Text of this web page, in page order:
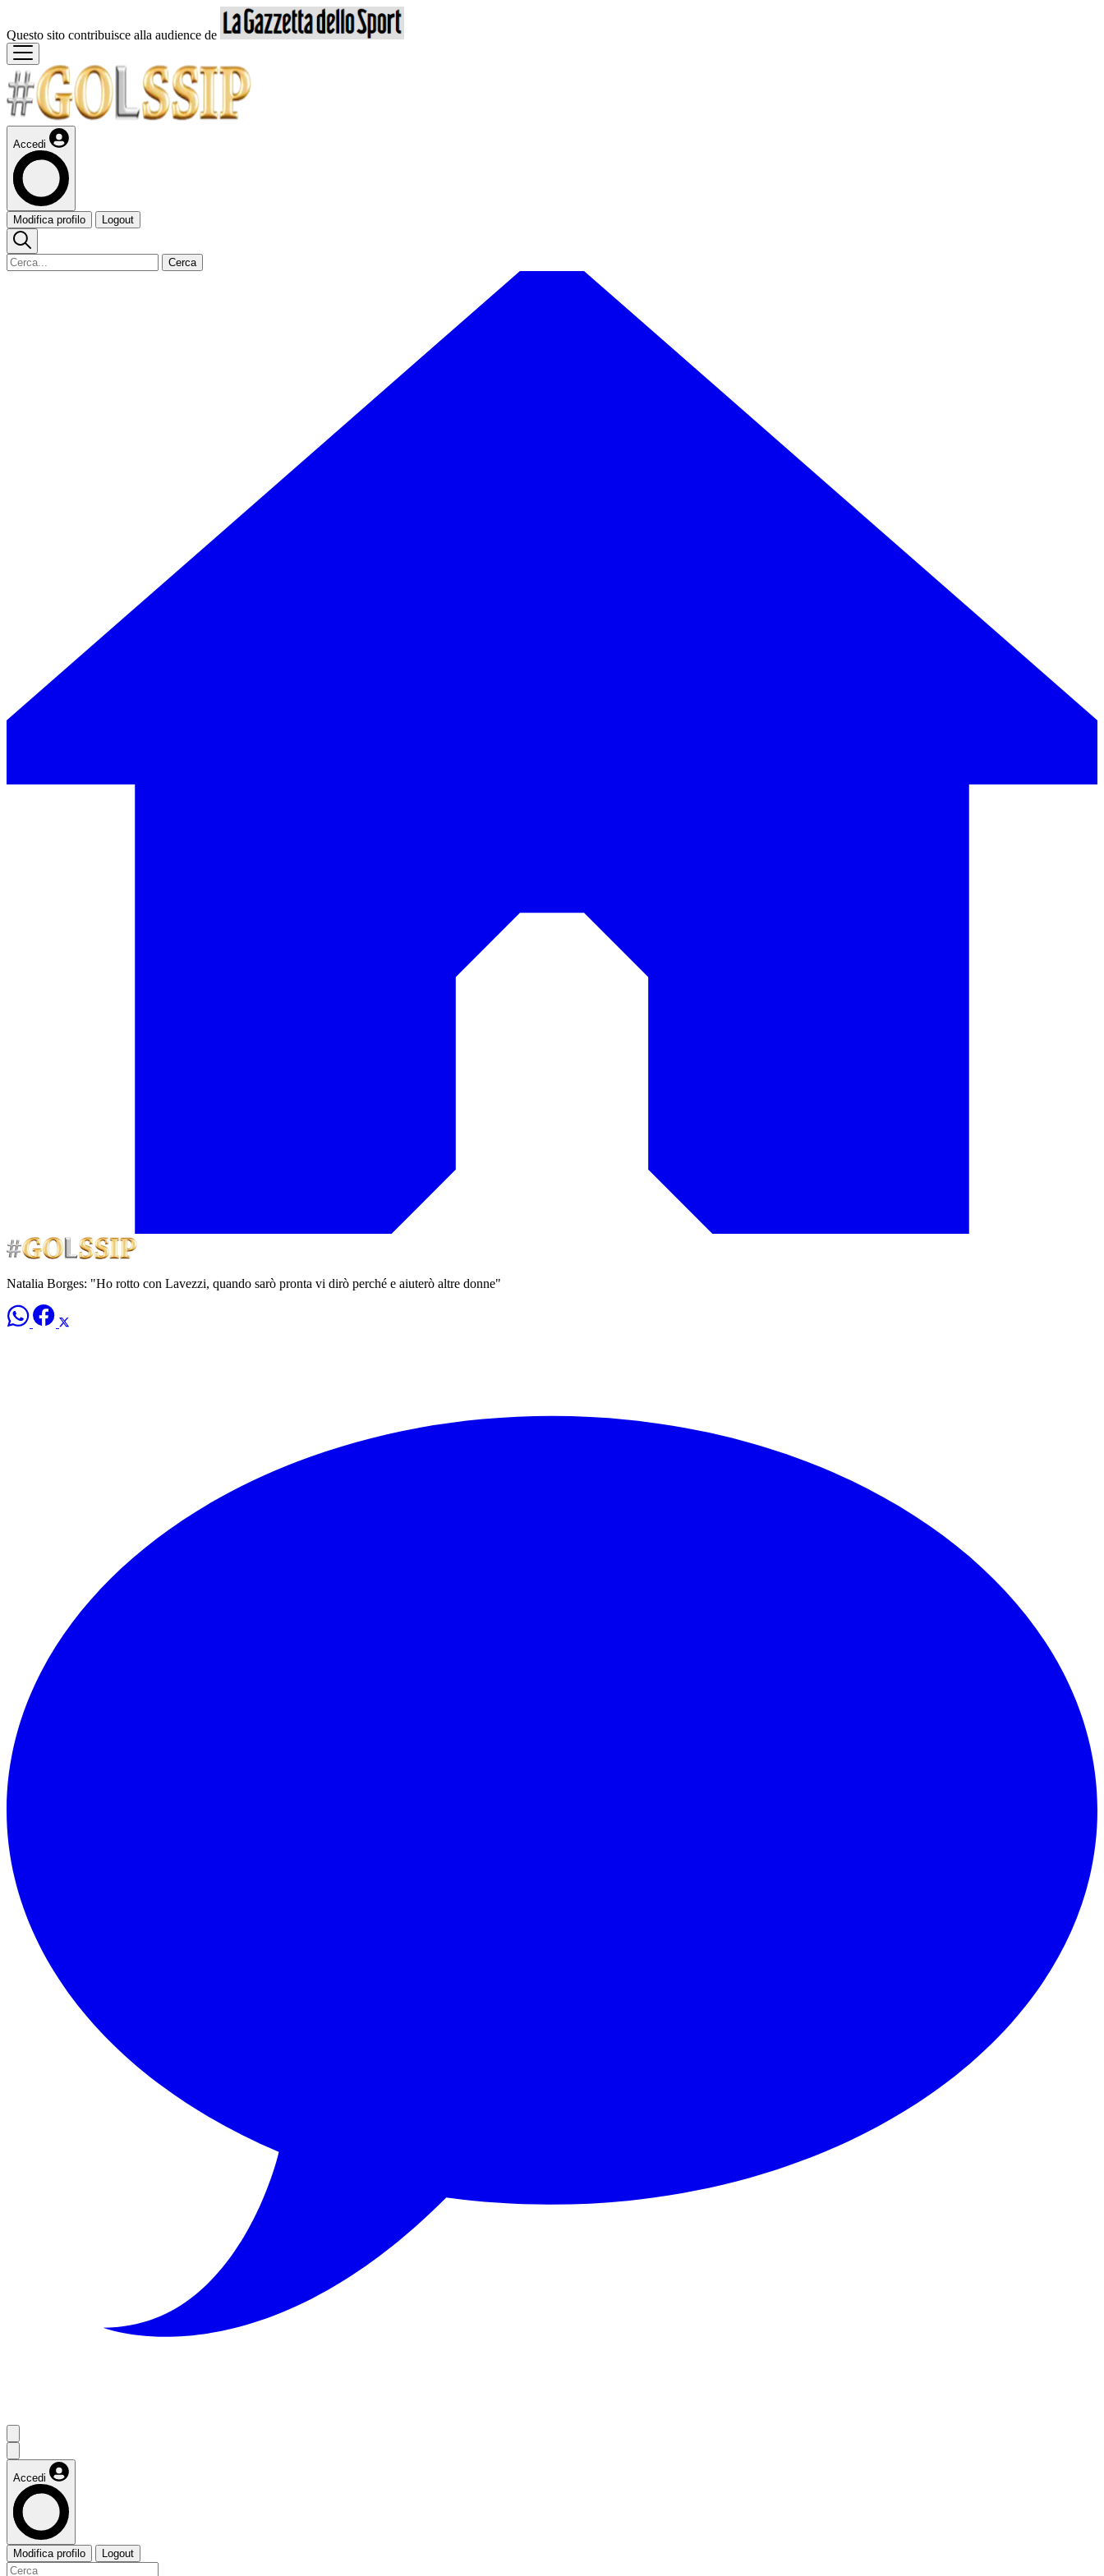
Questo sito contribuisce alla audience de
Accedi
Modifica profilo Logout
Cerca
Natalia Borges: "Ho rotto con Lavezzi, quando sarò pronta vi dirò perché e aiuterò altre donne"
Accedi
Modifica profilo Logout